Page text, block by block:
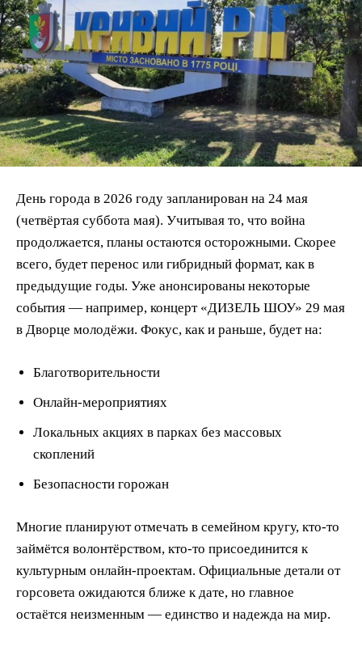
День города в 2026 году запланирован на 24 мая
(четвёртая суббота мая). Учитывая то, что война
продолжается, планы остаются осторожными. Скорее
всего, будет перенос или гибридный формат, как в
предыдущие годы. Уже анонсированы некоторые
события — например, концерт «ДИЗЕЛЬ ШОУ» 29 мая
в Дворце молодёжи. Фокус, как и раньше, будет на:
Благотворительности
Онлайн-мероприятиях
Локальных акциях в парках без массовых
скоплений
Безопасности горожан
Многие планируют отмечать в семейном кругу, кто-то
займётся волонтёрством, кто-то присоединится к
культурным онлайн-проектам. Официальные детали от
горсовета ожидаются ближе к дате, но главное
остаётся неизменным — единство и надежда на мир.